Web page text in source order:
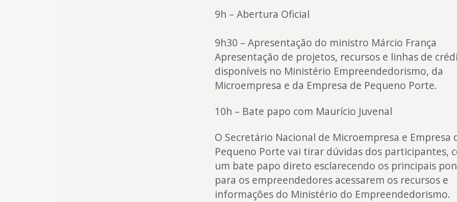
9h – Abertura Oficial
9h30 – Apresentação do ministro Márcio França
Apresentação de projetos, recursos e linhas de
disponíveis no Ministério Empreendedorismo, da
Microempresa e da Empresa de Pequeno Porte.
10h – Bate papo com Maurício Juvenal
O Secretário Nacional de Microempresa e Empresa
Pequeno Porte vai tirar dúvidas dos participantes,
um bate papo direto esclarecendo os principais
para os empreendedores acessarem os recursos e
informações do Ministério do Empreendedorismo.